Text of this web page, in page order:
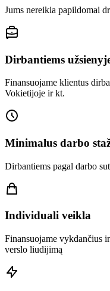
Jums nereikia papildomai
Dirbantiems
Finansuojame klientus
Vokietijoje ir kt.
Minimalus darbo
Dirbantiems pagal darbo
Individuali veikla
Finansuojame vykdančius
verslo liudijimą